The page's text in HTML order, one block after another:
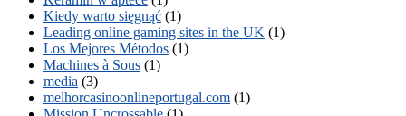
Kiedy warto sięgnąć (1)
Leading online gaming sites in the UK (1)
Los Mejores Métodos (1)
Machines à Sous (1)
media (3)
melhorcasinoonlineportugal.com (1)